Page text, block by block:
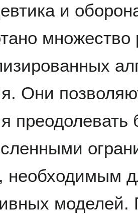
и
множество
Они
необходимым
моделей.